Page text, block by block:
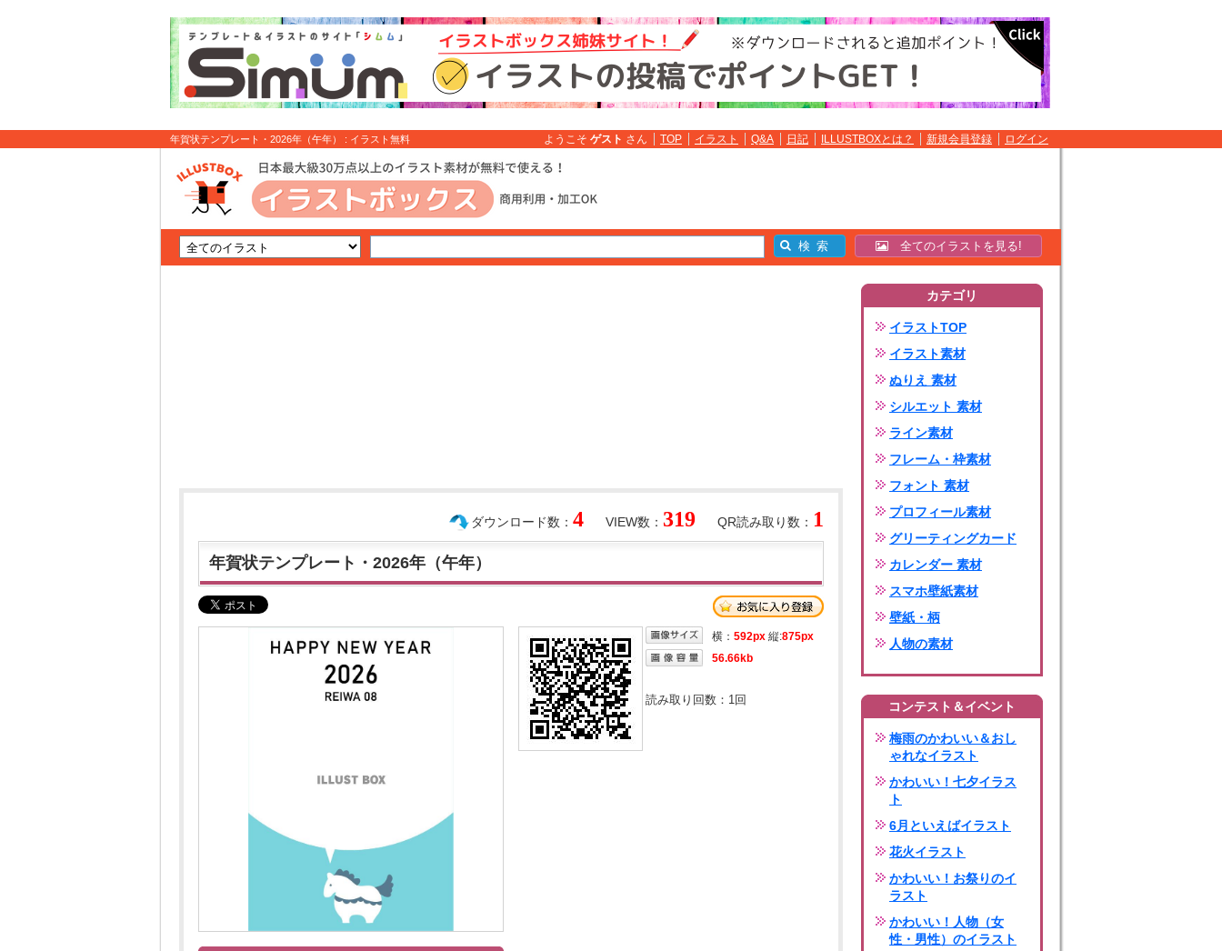
年賀状テンプレート・2026年（午年） : イラスト無料 ようこそ ゲスト さん TOP イラスト Q&A 日記 ILLUSTBOXとは？ 新規会員登録 ログイン
全てのイラストを見る!
QR読み取り数： 1
VIEW数： 319
ダウンロード数： 4
年賀状テンプレート・2026年（午年）
横： 592px 縦:875px
56.66kb
読み取り回数： 1回
カテゴリ
イラストTOP
イラスト素材
ぬりえ 素材
シルエット 素材
ライン素材
フレーム・枠素材
フォント 素材
プロフィール素材
グリーティングカード
カレンダー 素材
スマホ壁紙素材
壁紙・柄
人物の素材
コンテスト＆イベント
梅雨のかわいい＆おし
ゃれなイラスト
かわいい！七夕イラス
ト
6月といえばイラスト
花火イラスト
かわいい！お祭りのイ
ラスト
かわいい！人物（女
性・男性）のイラスト